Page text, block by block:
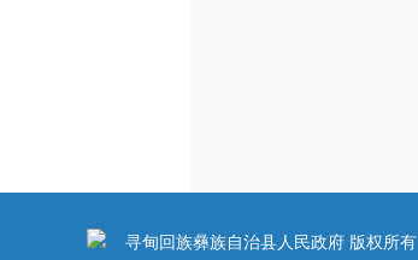
寻甸回族彝族自治县人民政府 版权所有